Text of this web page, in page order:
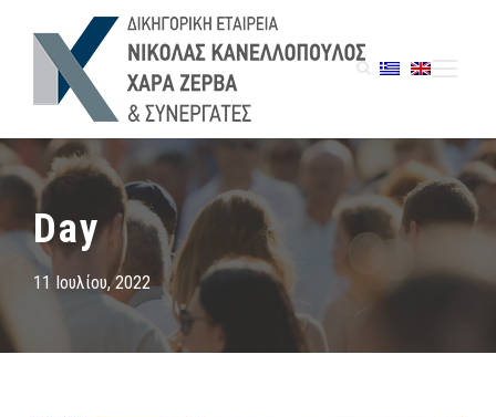
Day
11 Ιουλίου, 2022